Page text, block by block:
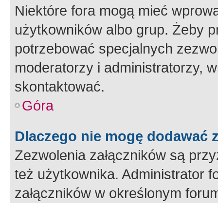
Niektóre fora mogą mieć
użytkowników albo grup. Żeby
potrzebować specjalnych
moderatorzy i administratorzy,
skontaktować.
Góra
Dlaczego nie mogę dodawać
Zezwolenia załączników są
też użytkownika. Administrator
załączników w określonym